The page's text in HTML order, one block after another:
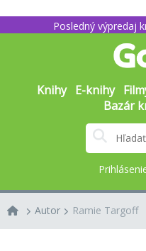
Posledný výpredaj
Knihy E-knihy
Bazár
Autor Ramie Targoff